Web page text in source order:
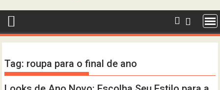
Tag: roupa para o final de ano